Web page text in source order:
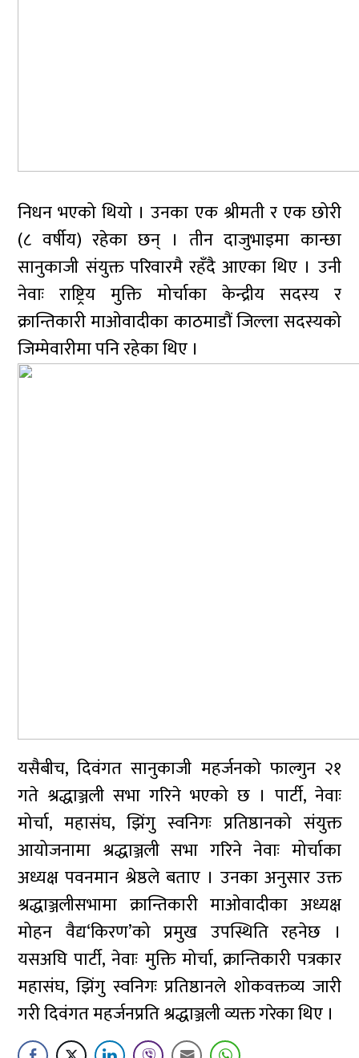
निधन भएको थियो । उनका एक श्रीमती र एक छोरी
(८ वर्षीय) रहेका छन् । तीन दाजुभाइमा कान्छा
सानुकाजी संयुक्त परिवारमै रहँदै आएका थिए । उनी
नेवाः राष्ट्रिय मुक्ति मोर्चाका केन्द्रीय सदस्य र
क्रान्तिकारी माओवादीका काठमाडौं जिल्ला सदस्यको
जिम्मेवारीमा पनि रहेका थिए ।
यसैबीच, दिवंगत सानुकाजी महर्जनको फाल्गुन २१
गते श्रद्धाञ्जली सभा गरिने भएको छ । पार्टी, नेवाः
मोर्चा, महासंघ, झिंगु स्वनिगः प्रतिष्ठानको संयुक्त
आयोजनामा श्रद्धाञ्जली सभा गरिने नेवाः मोर्चाका
अध्यक्ष पवनमान श्रेष्ठले बताए । उनका अनुसार उक्त
श्रद्धाञ्जलीसभामा क्रान्तिकारी माओवादीका अध्यक्ष
मोहन वैद्य‘किरण’को प्रमुख उपस्थिति रहनेछ ।
यसअघि पार्टी, नेवाः मुक्ति मोर्चा, क्रान्तिकारी पत्रकार
महासंघ, झिंगु स्वनिगः प्रतिष्ठानले शोकवक्तव्य जारी
गरी दिवंगत महर्जनप्रति श्रद्धाञ्जली व्यक्त गरेका थिए ।